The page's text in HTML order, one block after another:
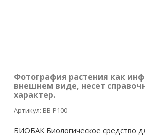
Фотография растения как
внешнем виде, несет
характер.
Артикул: ВВ-Р100
БИОБАК Биологическое средство